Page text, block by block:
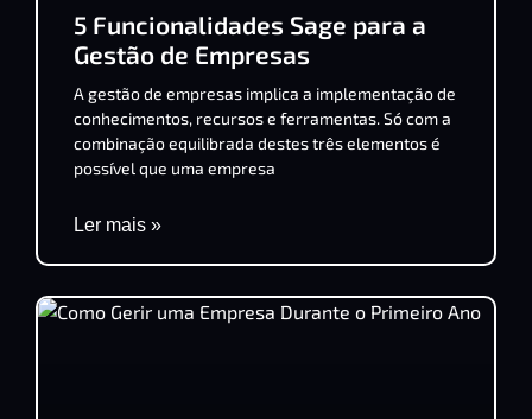
5 Funcionalidades Sage para a
Gestão de Empresas
A gestão de empresas implica a implementação de
conhecimentos, recursos e ferramentas. Só com a
combinação equilibrada destes três elementos é
possível que uma empresa
Ler mais »